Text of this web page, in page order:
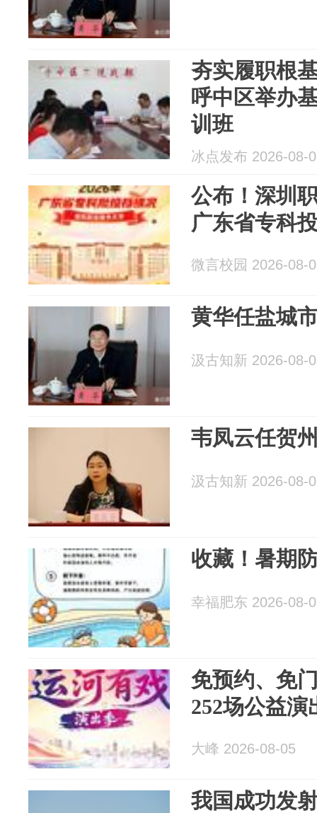
夯实履职根
呼中区举办
训班
冰点发布 2026-08-
公布！深圳
广东省专科
微言校园 2026-08-
黄华任盐城
汲古知新 2026-08-
韦凤云任贺
汲古知新 2026-08-
收藏！暑期
幸福肥东 2026-08-
免预约、免
252场公益演
大峰 2026-08-05
我国成功发